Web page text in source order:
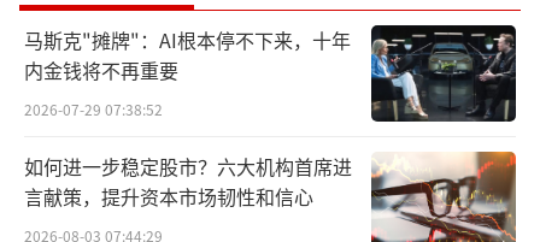
马斯克"摊牌"：AI根本停不下来，十年
内金钱将不再重要
2026-07-29 07:38:52
如何进一步稳定股市？六大机构首席进
言献策，提升资本市场韧性和信心
2026-08-03 07:44:29